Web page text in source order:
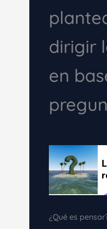
dirigir
en
¿Qué es